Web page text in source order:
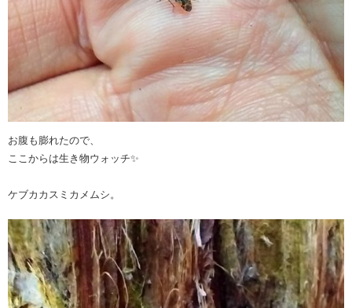
お腹も膨れたので、
ここからは生き物ウォッチ✨
ケブカカスミカメムシ。